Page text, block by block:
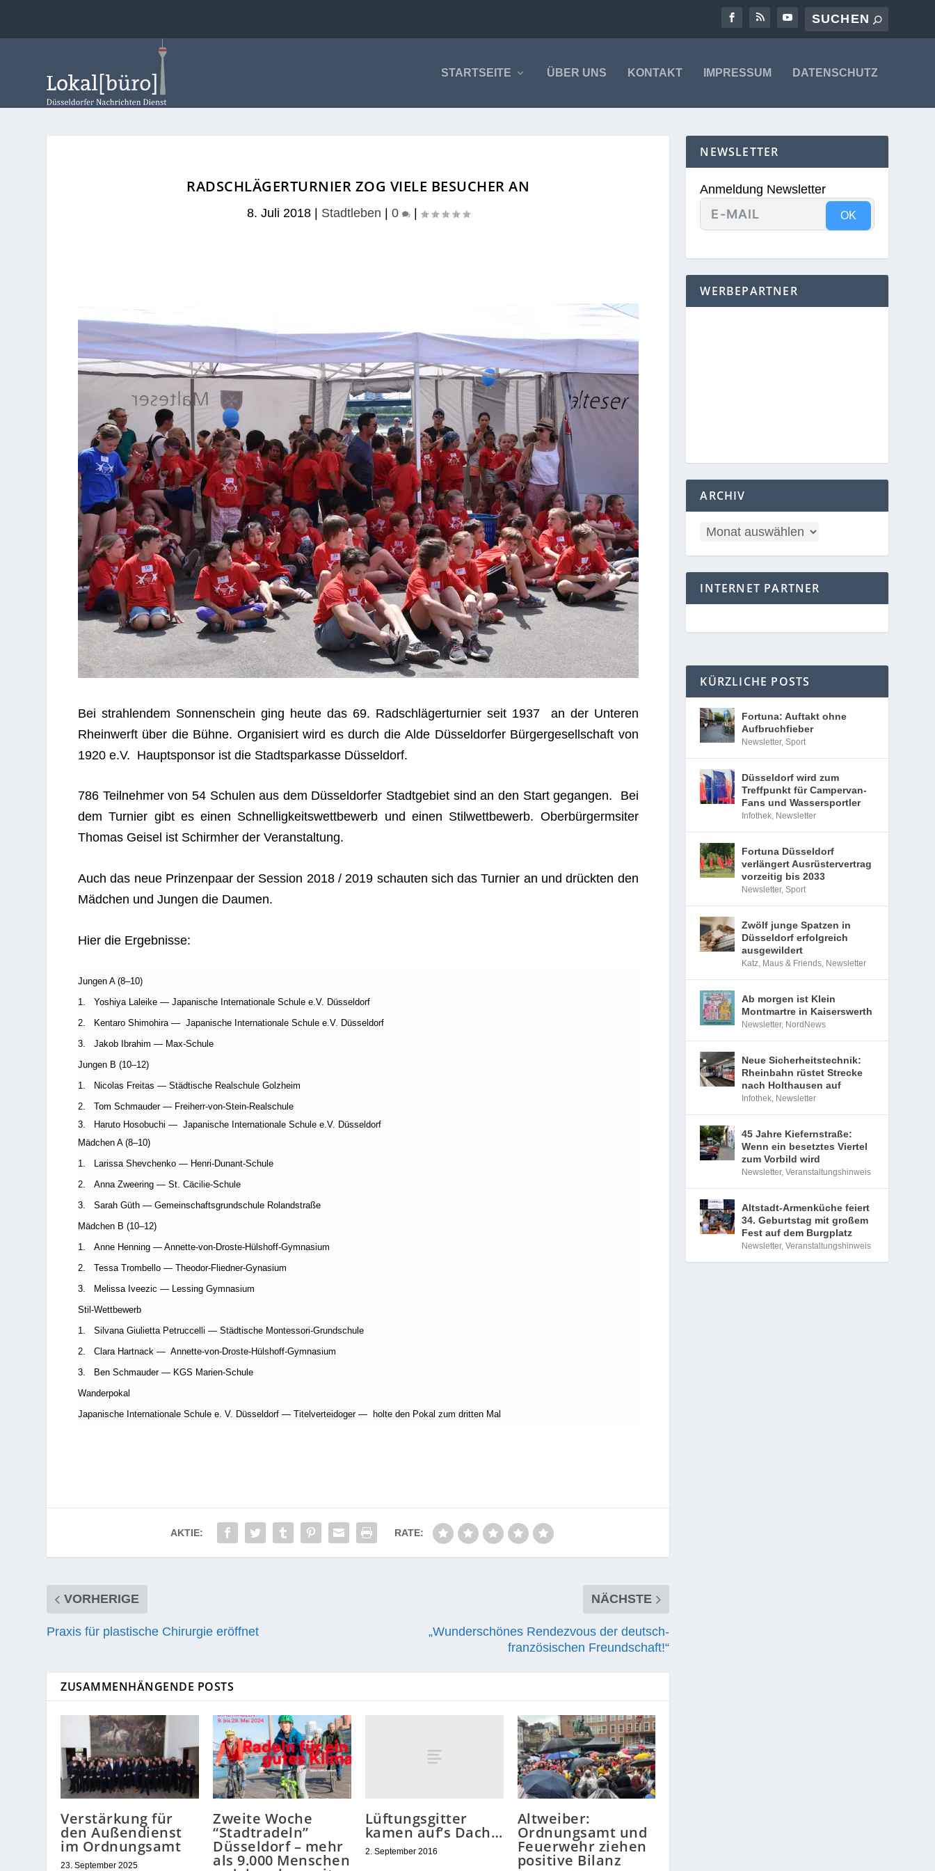
STARTSEITE ÜBER UNS KONTAKT IMPRESSUM DATENSCHUTZ
RADSCHLÄGERTURNIER ZOG VIELE BESUCHER AN
8. Juli 2018| Stadtleben 0 |
Bei strah­len­dem Son­nen­schein ging heute das 69. Rad­schlä­ger­tur­nier seit 1937 an der Unte­ren
1920 e.V. Haupt­spon­sor ist die Stadt­spar­kasse Düsseldorf.
786 Teil­neh­mer von 54 Schu­len aus dem Düs­sel­dor­fer Stadt­ge­biet sind an den Start gegan­gen. Bei
demTur­nier gibt es einen Schnel­lig­keits­wett­be­werb und einen Stil­wett­be­werb. Ober­bür­germ­si­ter
Tho­mas Gei­sel ist Schirm­her der Veranstaltung.
Auch das neue Prin­zen­paar der Ses­sion 2018 / 2019 schau­ten sich das Tur­nier an und drück­ten den
Mäd­chen und Jun­gen die Daumen.
Hier die Ergebnisse:
Jun­gen A (8–10)
1. Yoshiya Laleike — Japa­ni­sche Inter­na­tio­nale Schule e.V. Düsseldorf
2. Ken­taro Shi­mo­hira —Japa­ni­sche Inter­na­tio­nale Schule e.V. Düsseldorf
3. Jakob Ibra­him — Max-Schule
Jun­gen B (10–12)
1. Nico­las Freitas — Städ­ti­sche Real­schule Golzheim
2. Tom Schmau­der — Freiherr-von-Stein-Realschule
3. Haruto Hoso­buchi —
Mäd­chen A (8–10)
1. Larissa Shev­chenko — Henri-Dunant-Schule
2. Anna Zwee­ring — St. Cäcilie-Schule
3. Sarah Güth — Gemein­schafts­grund­schule Rolandstraße
Mäd­chen B (10–12)
Annette-von-Droste-Hüls­hoff-Gym­na­sium
3. Ben Schmau­der — KGS Marien-Schule
Japa­ni­sche Inter­na­tio­nale Schule e. V. Düs­sel­dorf — Titel­ver­tei­do­ger — holte den Pokal zum drit­ten Mal
VORHERIGE
Praxis für plastische Chirurgie eröffnet
NÄCHSTE
„Wunderschönes Rendezvous der deutsch-
französischen Freundschaft!“
NEWSLETTER
Anmeldung Newsletter
OK
WERBEPARTNER
ARCHIV
INTERNET PARTNER
KÜRZLICHE POSTS
Fortuna: Auftakt ohne
Aufbruchfieber
Newsletter,Sport
Düsseldorf wird zum
Treffpunkt für Campervan-
Fans und Wassersportler
Infothek, Newsletter
Fortuna Düsseldorf
verlängert Ausrüstervertrag
vorzeitig bis 2033
Newsletter,Sport
Zwölf junge Spatzen in
Düsseldorf erfolgreich
ausgewildert
Katz, Maus & Friends, Newsletter
Ab morgen ist Klein
Montmartre in Kaiserswerth
Newsletter, NordNews
Neue Sicherheitstechnik:
Rheinbahn rüstet Strecke
nach Holthausen auf
Infothek, Newsletter
45 Jahre Kiefernstraße:
Wenn ein besetztes Viertel
zum Vorbild wird
Newsletter,Veranstaltungshinweis
Altstadt-Armenküche feiert
34. Geburtstag mit großem
Fest auf dem Burgplatz
Newsletter,Veranstaltungshinweis